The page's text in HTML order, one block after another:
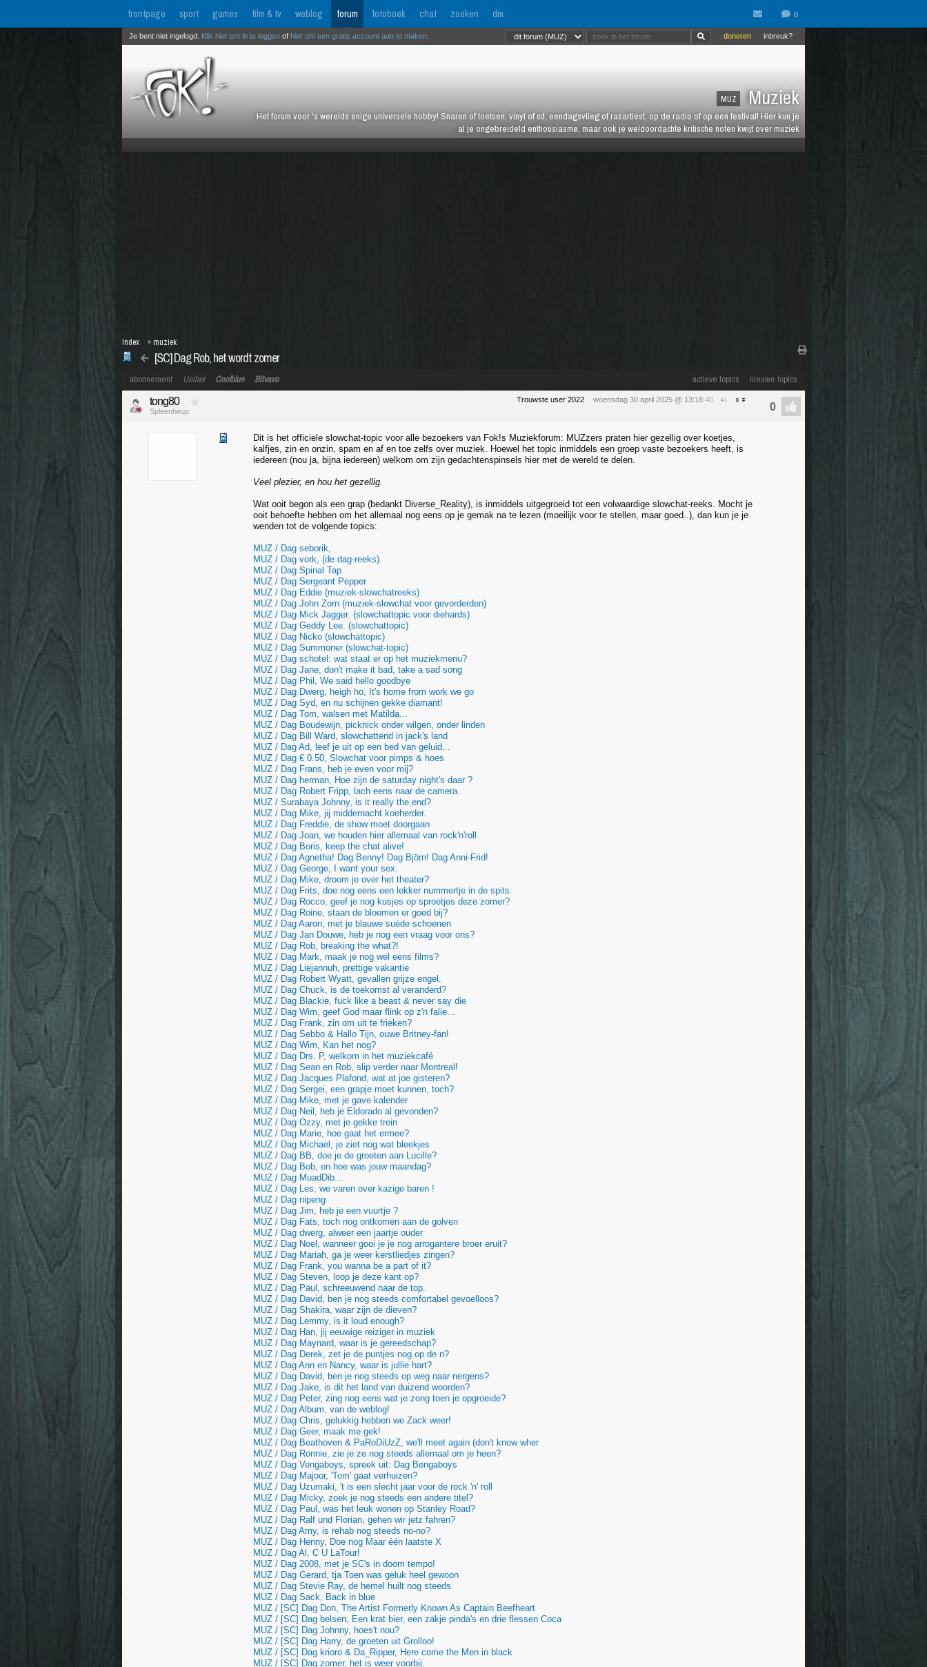
frontpage sport games film & tv weblog forum fotoboek chat zoeken dm
MUZ Muziek
Het forum voor 's werelds enige universele hobby! Snaren of toetsen, vinyl of cd, eendagsvlieg of rasartiest, op de radio of op een festival! Hier kun je
al je ongebreideld enthousiasme, maar ook je weldoordachte kritische noten kwijt over muziek
inbreuk?
doneren
Je bent niet ingelogd. Klik hier om in te loggen of hier om een gratis account aan te maken
[SC] Dag Rob, het wordt zomer
Index » muziek
actieve topics nieuwe topics
abonnement Unibet Coolblue Bitvavo
Trouwste user 2022 woensdag 30 april 2025 @ 13:18:40 #1
tong80
Spleenheup
Dit is het officiele slowchat-topic voor alle bezoekers van Fok!s Muziekforum: MUZzers praten hier gezellig over koetjes,
kalfjes, zin en onzin, spam en af en toe zelfs over muziek. Hoewel het topic inmiddels een groep vaste bezoekers heeft, is
iedereen (nou ja, bijna iedereen) welkom om zijn gedachtenspinsels hier met de wereld te delen.
Veel plezier, en hou het gezellig.
Wat ooit begon als een grap (bedankt Diverse_Reality), is inmiddels uitgegroeid tot een volwaardige slowchat-reeks. Mocht je
ooit behoefte hebben om het allemaal nog eens op je gemak na te lezen (moeilijk voor te stellen, maar goed..), dan kun je je
wenden tot de volgende topics:
MUZ / Dag seborik,
MUZ / Dag vork, (de dag-reeks).
MUZ / Dag Spinal Tap
MUZ / Dag Sergeant Pepper
MUZ / Dag Eddie (muziek-slowchatreeks)
MUZ / Dag John Zorn (muziek-slowchat voor gevorderden)
MUZ / Dag Mick Jagger. (slowchattopic voor diehards)
MUZ / Dag Geddy Lee. (slowchattopic)
MUZ / Dag Nicko (slowchattopic)
MUZ / Dag Summoner (slowchat-topic)
MUZ / Dag schotel: wat staat er op het muziekmenu?
MUZ / Dag Jane, don't make it bad, take a sad song
MUZ / Dag Phil, We said hello goodbye
MUZ / Dag Dwerg, heigh ho, It's home from work we go
MUZ / Dag Syd, en nu schijnen gekke diamant!
MUZ / Dag Tom, walsen met Matilda...
MUZ / Dag Boudewijn, picknick onder wilgen, onder linden
MUZ / Dag Bill Ward, slowchattend in jack's land
MUZ / Dag Ad, leef je uit op een bed van geluid...
MUZ / Dag € 0.50, Slowchat voor pimps & hoes
MUZ / Dag Frans, heb je even voor mij?
MUZ / Dag herman, Hoe zijn de saturday night's daar ?
MUZ / Dag Robert Fripp, lach eens naar de camera.
MUZ / Surabaya Johnny, is it really the end?
MUZ / Dag Mike, jij middernacht koeherder.
MUZ / Dag Freddie, de show moet doorgaan
MUZ / Dag Joan, we houden hier allemaal van rock'n'roll
MUZ / Dag Boris, keep the chat alive!
MUZ / Dag Agnetha! Dag Benny! Dag Björn! Dag Anni-Frid!
MUZ / Dag George, I want your sex.
MUZ / Dag Mike, droom je over het theater?
MUZ / Dag Frits, doe nog eens een lekker nummertje in de spits.
MUZ / Dag Rocco, geef je nog kusjes op sproetjes deze zomer?
MUZ / Dag Roine, staan de bloemen er goed bij?
MUZ / Dag Aaron, met je blauwe suède schoenen
MUZ / Dag Jan Douwe, heb je nog een vraag voor ons?
MUZ / Dag Rob, breaking the what?!
MUZ / Dag Mark, maak je nog wel eens films?
MUZ / Dag Liejannuh, prettige vakantie
MUZ / Dag Robert Wyatt, gevallen grijze engel.
MUZ / Dag Chuck, is de toekomst al veranderd?
MUZ / Dag Blackie, fuck like a beast & never say die
MUZ / Dag Wim, geef God maar flink op z'n falie...
MUZ / Dag Frank, zin om uit te frieken?
MUZ / Dag Sebbo & Hallo Tijn, ouwe Britney-fan!
MUZ / Dag Wim, Kan het nog?
MUZ / Dag Drs. P, welkom in het muziekcafé
MUZ / Dag Sean en Rob, slip verder naar Montreal!
MUZ / Dag Jacques Plafond, wat at joe gisteren?
MUZ / Dag Sergei, een grapje moet kunnen, toch?
MUZ / Dag Mike, met je gave kalender
MUZ / Dag Neil, heb je Eldorado al gevonden?
MUZ / Dag Ozzy, met je gekke trein
MUZ / Dag Marie, hoe gaat het ermee?
MUZ / Dag Michael, je ziet nog wat bleekjes
MUZ / Dag BB, doe je de groeten aan Lucille?
MUZ / Dag Bob, en hoe was jouw maandag?
MUZ / Dag MuadDib...
MUZ / Dag Les, we varen over kazige baren !
MUZ / Dag nipeng
MUZ / Dag Jim, heb je een vuurtje ?
MUZ / Dag Fats, toch nog ontkomen aan de golven
MUZ / Dag dwerg, alweer een jaartje ouder
MUZ / Dag Noel, wanneer gooi je je nog arrogantere broer eruit?
MUZ / Dag Mariah, ga je weer kerstliedjes zingen?
MUZ / Dag Frank, you wanna be a part of it?
MUZ / Dag Steven, loop je deze kant op?
MUZ / Dag Paul, schreeuwend naar de top.
MUZ / Dag David, ben je nog steeds comfortabel gevoelloos?
MUZ / Dag Shakira, waar zijn de dieven?
MUZ / Dag Lemmy, is it loud enough?
MUZ / Dag Han, jij eeuwige reiziger in muziek
MUZ / Dag Maynard, waar is je gereedschap?
MUZ / Dag Derek, zet je de puntjes nog op de n?
MUZ / Dag Ann en Nancy, waar is jullie hart?
MUZ / Dag David, ben je nog steeds op weg naar nergens?
MUZ / Dag Jake, is dit het land van duizend woorden?
MUZ / Dag Peter, zing nog eens wat je zong toen je opgroeide?
MUZ / Dag Album, van de weblog!
MUZ / Dag Chris, gelukkig hebben we Zack weer!
MUZ / Dag Geer, maak me gek!
MUZ / Dag Beathoven & PaRoDiUzZ, we'll meet again (don't know wher
MUZ / Dag Ronnie, zie je ze nog steeds allemaal om je heen?
MUZ / Dag Vengaboys, spreek uit: Dag Bengaboys
MUZ / Dag Majoor, 'Tom' gaat verhuizen?
MUZ / Dag Uzumaki, 't is een slecht jaar voor de rock 'n' roll
MUZ / Dag Micky, zoek je nog steeds een andere titel?
MUZ / Dag Paul, was het leuk wonen op Stanley Road?
MUZ / Dag Ralf und Florian, gehen wir jetz fahren?
MUZ / Dag Amy, is rehab nog steeds no-no?
MUZ / Dag Henny, Doe nog Maar één laatste X
MUZ / Dag Al, C U LaTour!
MUZ / Dag 2008, met je SC's in doom tempo!
MUZ / Dag Gerard, tja Toen was geluk heel gewoon
MUZ / Dag Stevie Ray, de hemel huilt nog steeds
MUZ / Dag Sack, Back in blue
MUZ / [SC] Dag Don, The Artist Formerly Known As Captain Beefheart
MUZ / [SC] Dag belsen, Een krat bier, een zakje pinda's en drie flessen Coca
MUZ / [SC] Dag Johnny, hoes't nou?
MUZ / [SC] Dag Harry, de groeten uit Grolloo!
MUZ / [SC] Dag krioro & Da_Ripper, Here come the Men in black
MUZ / [SC] Dag zomer, het is weer voorbij.